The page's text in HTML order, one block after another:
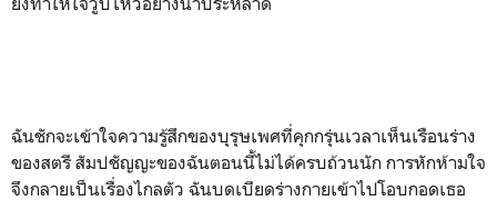
ฉันชักจะเข้าใจความรู้สึกของบุรุษเพศที่คุกกรุ่นเวลาเห็นเรือนร่าง
ของสตรี สัมปชัญญะของฉันตอนนี้ไม่ได้ครบถ้วนนัก การหักห้ามใจ
จึงกลายเป็นเรื่องไกลตัว ฉันบดเบียดร่างกายเข้าไปโอบกอดเธอ